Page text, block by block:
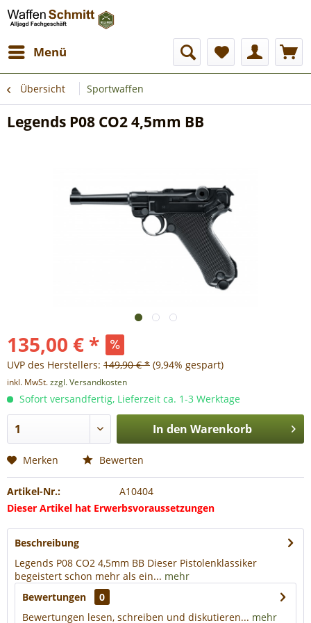
Menü
Übersicht Sportwaffen
Legends P08 CO2 4,5mm BB
135,00 € *
UVP des Herstellers: 149,90 € * (9,94% gespart)
inkl. MwSt.zzgl. Versandkosten
Sofort versandfertig, Lieferzeit ca. 1-3 Werktage
In den Warenkorb
Merken Bewerten
Artikel-Nr.:
A10404
Dieser Artikel hat Erwerbsvoraussetzungen
Beschreibung
Legends P08 CO2 4,5mm BB Dieser Pistolenklassiker
begeistert schon mehr als ein... mehr
Bewertungen
0
Bewertungen lesen, schreiben und diskutieren... mehr